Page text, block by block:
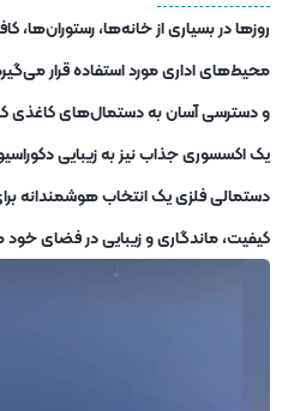
روزها در بسیاری از خانه‌ها،
محیط‌های اداری مورد استفاده قرار
و دسترسی آسان به دستمال‌های کاغذی
یک اکسسوری جذاب نیز به زیبایی
دستمالی فلزی یک انتخاب هوشمندانه
کیفیت، ماندگاری و زیبایی در فضای